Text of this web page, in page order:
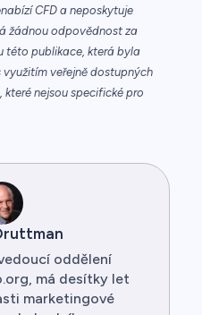
CFD a neposkytuje
žádnou odpovědnost za
této publikace, která byla
veřejně dostupných
nejsou specifické pro
oddělení
má desítky let
marketingové